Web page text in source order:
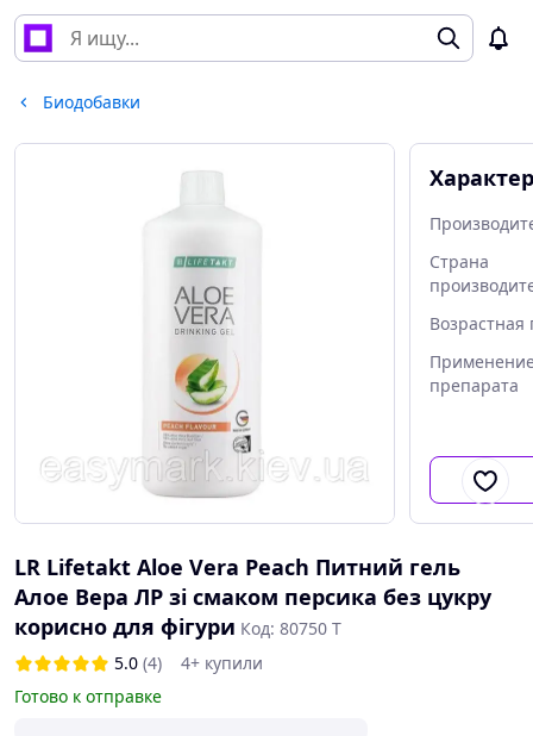
Биодобавки
Страна
Возрастная
препарата
LR Lifetakt Aloe Vera Peach Питний гель
Алое Вера ЛР зі смаком персика без цукру
корисно для фігури Код: 80750 Т
5.0 (4)
4+ купили
Готово к отправке